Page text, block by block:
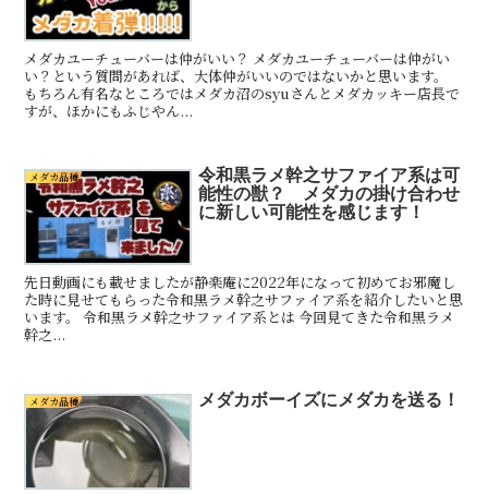
メダカユーチューバーは仲がいい？ メダカユーチューバーは仲がい
い？という質問があれば、大体仲がいいのではないかと思います。
もちろん有名なところではメダカ沼のsyuさんとメダカッキー店長で
すが、ほかにもふじやん...
メダカ品種
令和黒ラメ幹之サファイア系は可
能性の獣？ メダカの掛け合わせ
に新しい可能性を感じます！
先日動画にも載せましたが静楽庵に2022年になって初めてお邪魔し
た時に見せてもらった令和黒ラメ幹之サファイア系を紹介したいと思
います。 令和黒ラメ幹之サファイア系とは 今回見てきた令和黒ラメ
幹之...
メダカ品種 メダカボーイズにメダカを送る！